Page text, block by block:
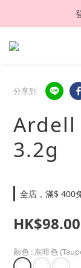
分享到
Ardell
3.2g
全店，滿$ 400
HK$98.00
顏色 : 灰啡色